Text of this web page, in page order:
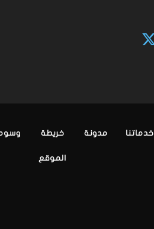
خدماتنا مدونة خريطة
الموقع